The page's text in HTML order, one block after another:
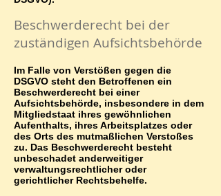
Beschwerderecht bei der
zuständigen Aufsichtsbehörde
Im Falle von Verstößen gegen die
DSGVO steht den Betroffenen ein
Beschwerderecht bei einer
Aufsichtsbehörde, insbesondere in dem
Mitgliedstaat ihres gewöhnlichen
Aufenthalts, ihres Arbeitsplatzes oder
des Orts des mutmaßlichen Verstoßes
zu. Das Beschwerderecht besteht
unbeschadet anderweitiger
verwaltungsrechtlicher oder
gerichtlicher Rechtsbehelfe.